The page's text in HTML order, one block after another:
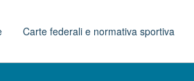
Carte federali e normativa sportiva